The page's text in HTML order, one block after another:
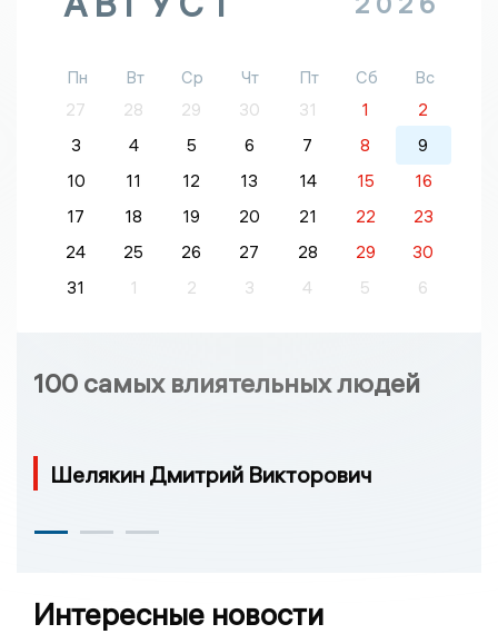
Пн Вт Ср Чт Пт Сб
Вс
27
28 29 30 31 1
2
3
4 5 6 7 8
9
10
11 12 13 14 15
16
17
18 19 20 21 22
23
24
25 26 27 28 29
30
31
1 2 3 4 5 6
100 самых влиятельных людей
Шелякин Дмитрий Викторович
Интересные новости